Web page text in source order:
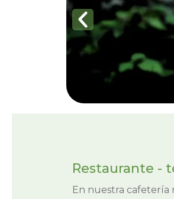
Restaurante -
En nuestra